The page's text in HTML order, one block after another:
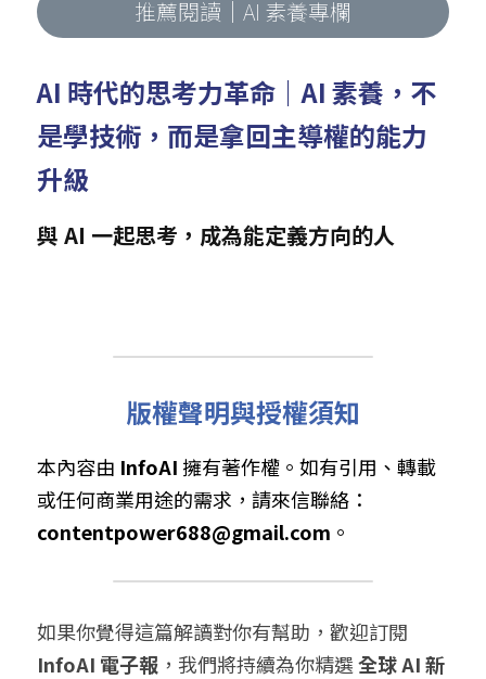
推薦閱讀｜AI 素養專欄
AI 時代的思考力革命｜AI 素養，不
是學技術，而是拿回主導權的能力
升級
與 AI 一起思考，成為能定義方向的人
版權聲明與授權須知
本內容由 InfoAI 擁有著作權。如有引用、轉載
contentpower688@gmail.com 。
InfoAI 電子報 ，我們將持續為你精選 全球 AI 新